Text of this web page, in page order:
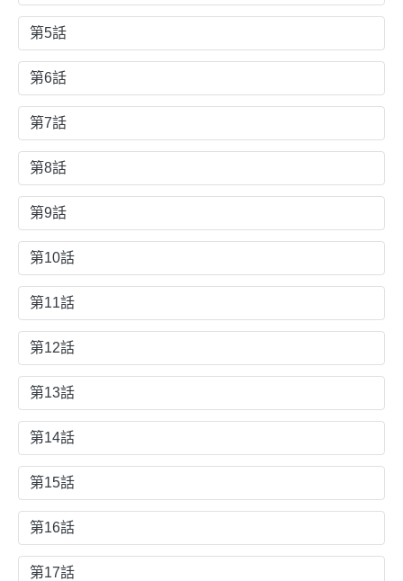
第5話
第6話
第7話
第8話
第9話
第10話
第11話
第12話
第13話
第14話
第15話
第16話
第17話